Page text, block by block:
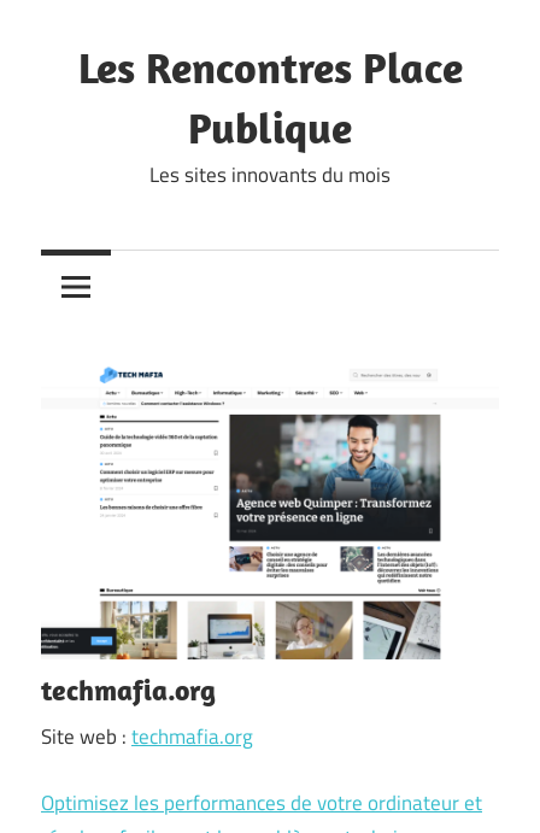
contentLes Rencontres Place
Publique
Les sites innovants du mois
techmafia.org
Site web :techmafia.org
Optimisez les performances de votre ordinateur et